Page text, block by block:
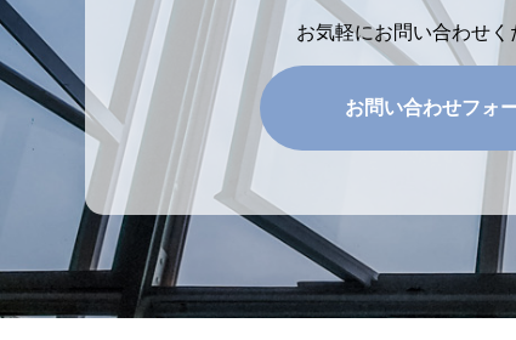
お気軽にお問い合わせく
お問い合わせフォ